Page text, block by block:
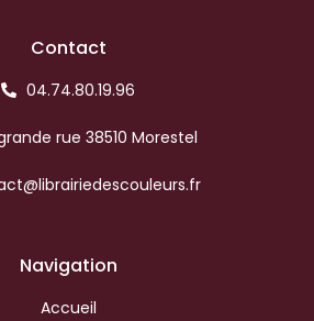
Contact
04.74.80.19.96
rue 38510 Morestel
Navigation
Accueil